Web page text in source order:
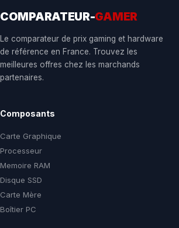
COMPARATEUR-GAMER
Le comparateur de prix gaming et hardware
de référence en France. Trouvez les
meilleures offres chez les marchands
partenaires.
Composants
Carte Graphique
Processeur
Memoire RAM
Disque SSD
Carte Mère
Boîtier PC